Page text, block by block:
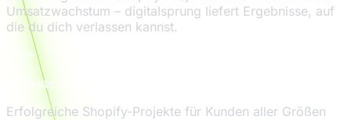
Umsatzwachstum – digitalsprung liefert Ergebnisse, auf
die du dich verlassen kannst.
100+
Projekte umgesetzt
Erfolgreiche Shopify-Projekte für Kunden aller Größen